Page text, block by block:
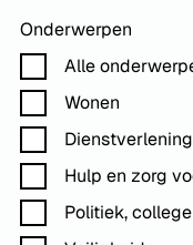
Onderwerpen
Alle
Wonen
Hulp en zorg
Politiek,